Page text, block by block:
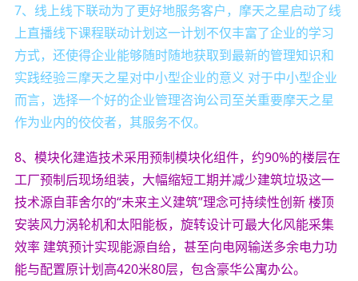
7、线上线下联动为了更好地服务客户，摩天之星启动了线
上直播线下课程联动计划这一计划不仅丰富了企业的学习
方式，还使得企业能够随时随地获取到最新的管理知识和
实践经验三摩天之星对中小型企业的意义 对于中小型企业
而言，选择一个好的企业管理咨询公司至关重要摩天之星
作为业内的佼佼者，其服务不仅。
8、模块化建造技术采用预制模块化组件，约90%的楼层在
工厂预制后现场组装，大幅缩短工期并减少建筑垃圾这一
技术源自菲舍尔的“未来主义建筑”理念可持续性创新 楼顶
安装风力涡轮机和太阳能板，旋转设计可最大化风能采集
效率 建筑预计实现能源自给，甚至向电网输送多余电力功
能与配置原计划高420米80层，包含豪华公寓办公。